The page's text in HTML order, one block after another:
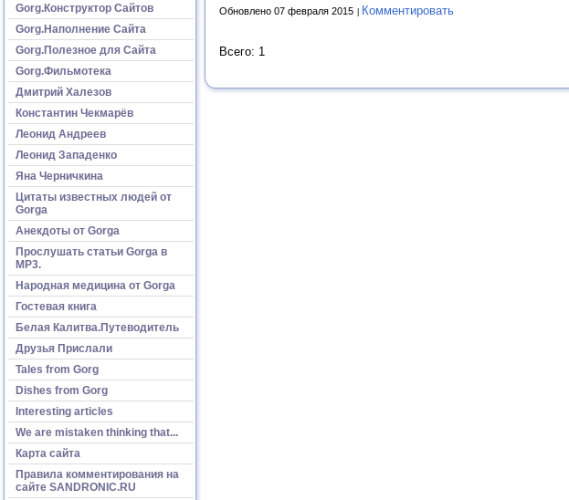
Gorg.Конструктор Сайтов
Gorg.Наполнение Сайта
Gorg.Полезное для Сайта
Gorg.Фильмотека
Дмитрий Халезов
Константин Чекмарёв
Леонид Андреев
Леонид Западенко
Яна Черничкина
Цитаты известных людей от
Gorga
Анекдоты от Gorga
Прослушать статьи Gorga в
МР3.
Народная медицина от Gorga
Гостевая книга
Белая Калитва.Путеводитель
Друзья Прислали
Tales from Gorg
Dishes from Gorg
Interesting articles
We are mistaken thinking that...
Карта сайта
Правила комментирования на
сайте SANDRONIC.RU
Обновлено 07 февраля 2015 Комментировать
Всего: 1